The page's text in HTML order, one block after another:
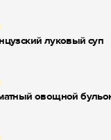
луковый суп
овощной